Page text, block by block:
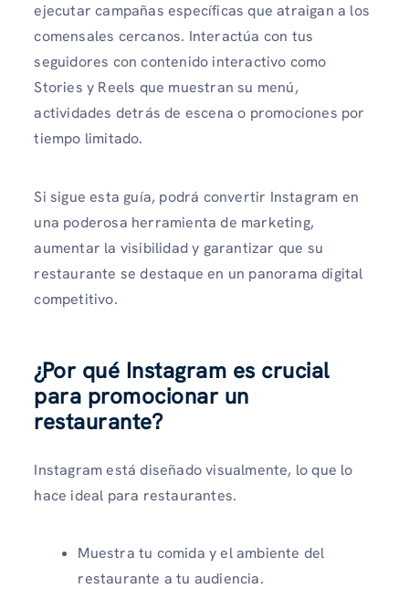
ejecutar campañas específicas que atraigan a los
comensales cercanos. Interactúa con tus
seguidores con contenido interactivo como
Stories y Reels que muestran su menú,
actividades detrás de escena o promociones por
tiempo limitado.
Si sigue esta guía, podrá convertir Instagram en
una poderosa herramienta de marketing,
aumentar la visibilidad y garantizar que su
restaurante se destaque en un panorama digital
competitivo.
¿Por qué Instagram es crucial
para promocionar un
restaurante?
Instagram está diseñado visualmente, lo que lo
hace ideal para restaurantes.
Muestra tu comida y el ambiente del
restaurante a tu audiencia.